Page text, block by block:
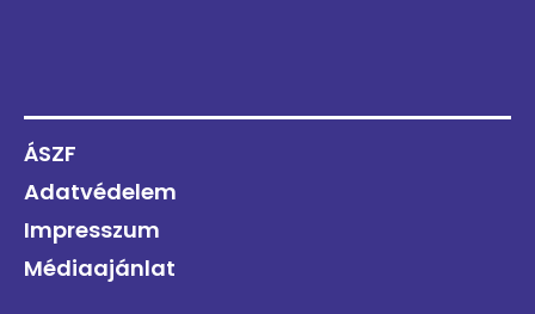
ÁSZF
Adatvédelem
Impresszum
Médiaajánlat